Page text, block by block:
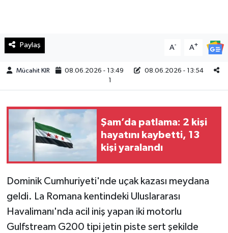
Paylaş A- A+
Mücahit KIR 08.06.2026 - 13:49
08.06.2026 - 13:54
1
Şam’da patlama: 2 kişi
hayatını kaybetti, 13
kişi yaralandı
Dominik Cumhuriyeti'nde uçak kazası meydana
geldi. La Romana kentindeki Uluslararası
Havalimanı'nda acil iniş yapan iki motorlu
Gulfstream G200 tipi jetin piste sert şekilde
Sağlık
Spor
Teknoloji
Yaşam
KAHRAMANMARAŞ